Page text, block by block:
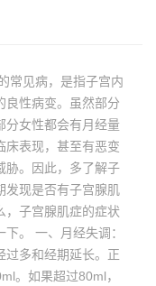
常见病，是指子宫内
良性病变。虽然部分
分女性都会有月经量
床表现，甚至有恶变
胁。因此，多了解子
发现是否有子宫腺肌
，子宫腺肌症的症状
。 一、月经失调：
过多和经期延长。正
。如果超过80ml，